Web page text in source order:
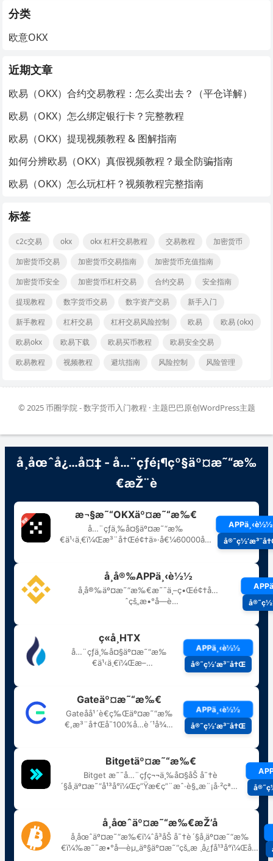
分类
欧意OKX
近期文章
欧易（OKX）合约交易教程：怎么卖出去？（平仓详解）
欧易（OKX）怎么绑定银行卡？完整教程
欧易（OKX）提现视频教程 & 图解指南
如何分辨欧易（OKX）真假视频教程？最全防骗指南
欧易（OKX）怎么玩杠杆？视频教程完整指南
标签
c2c交易 okx okx 杠杆交易教程 交易教程
加密货币
加密货币交易
加密货币交易指南
加密货币充值指南
加密货币安全
加密货币杠杆交易 合约交易
安全指南
提现教程
数字货币交易 数字资产交易
新手入门
新手教程
杠杆交易 杠杆交易风险控制 欧易
欧易 (okx)
欧易okx
欧易下载 欧易买币教程
欧易安全交易
欧易教程
视频教程 避坑指南 风险控制 风险管理
© 2025币圈学院 - 数字货币入门教程 · 主题巴巴原创WordPress主题